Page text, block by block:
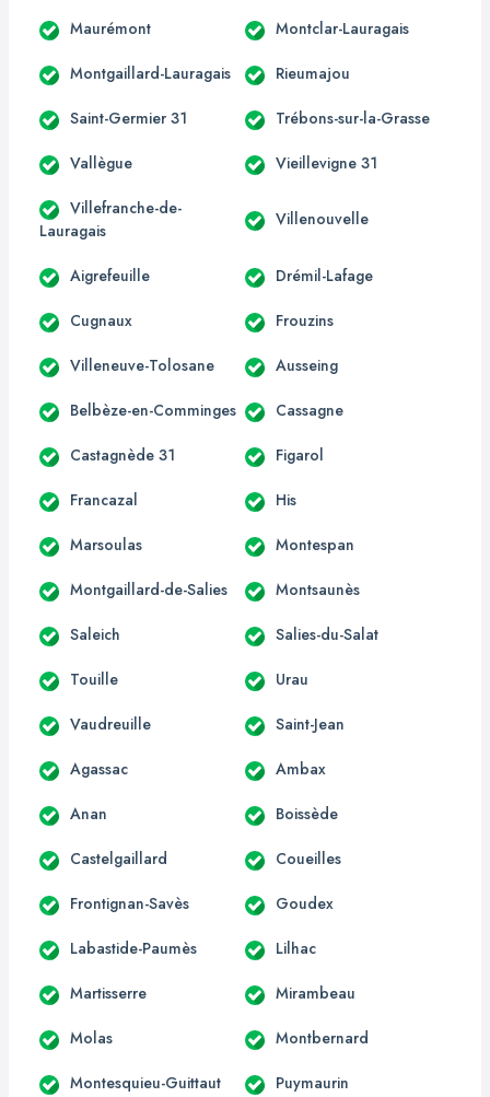
Maurémont Montclar-Lauragais
Montgaillard-Lauragais Rieumajou
Saint-Germier 31 Trébons-sur-la-Grasse
Vallègue Vieillevigne 31
Villefranche-de-
Lauragais
Villenouvelle
Aigrefeuille Drémil-Lafage
Cugnaux Frouzins
Villeneuve-Tolosane Ausseing
Belbèze-en-Comminges Cassagne
Castagnède 31 Figarol
Francazal His
Marsoulas Montespan
Montgaillard-de-Salies Montsaunès
Saleich Salies-du-Salat
Touille Urau
Vaudreuille Saint-Jean
Agassac Ambax
Anan Boissède
Castelgaillard Coueilles
Frontignan-Savès Goudex
Labastide-Paumès Lilhac
Martisserre Mirambeau
Molas Montbernard
Montesquieu-Guittaut Puymaurin